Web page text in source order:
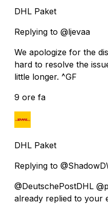
DHL Paket
Replying to @ljevaa
We apologize for the
hard to resolve the
little longer. ^GF
9 ore fa
DHL Paket
Replying to
@DeutschePostDHL
already replied to your